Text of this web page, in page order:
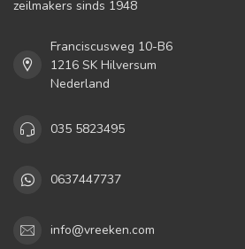
zeilmakers sinds 1948
Franciscusweg 10-B6
1216 SK Hilversum
Nederland
035 5823495
0637447737
info@vreeken.com